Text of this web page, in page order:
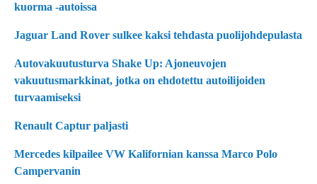
kuorma -autoissa
Jaguar Land Rover sulkee kaksi tehdasta puolijohdepulasta
Autovakuutusturva Shake Up: Ajoneuvojen
vakuutusmarkkinat, jotka on ehdotettu autoilijoiden
turvaamiseksi
Renault Captur paljasti
Mercedes kilpailee VW Kalifornian kanssa Marco Polo
Campervanin